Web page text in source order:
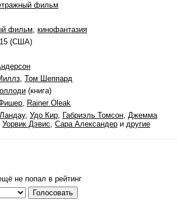
фильм
фильм, кинофантазия
(США)
, Том Шеппард
(книга)
, Rainer Oleak
, Удо Кир, Габриэль Томсон, Джемма
Уорвик Дэвис, Сара Александер и другие
не попал в рейтинг